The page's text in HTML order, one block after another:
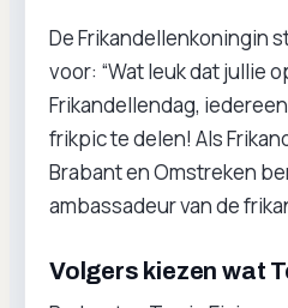
De Frikandellenkoningin
voor: “Wat leuk dat jullie
Frikandellendag,
frikpic te delen! Als
Brabant en Omstreken
ambassadeur van de
Volgers kiezen wat